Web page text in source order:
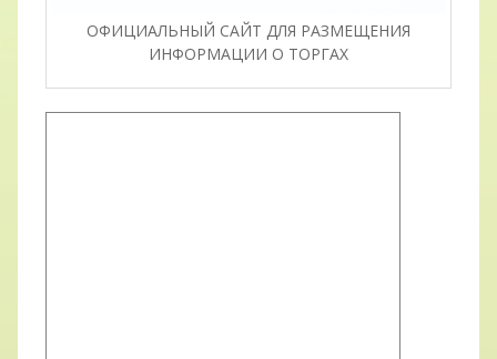
ОФИЦИАЛЬНЫЙ САЙТ ДЛЯ РАЗМЕЩЕНИЯ
ИНФОРМАЦИИ О ТОРГАХ